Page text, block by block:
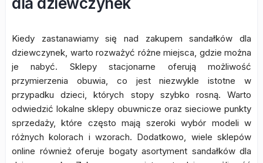
Kiedy zastanawiamy się nad zakupem sandałków dla
dziewczynek, warto rozważyć różne miejsca, gdzie można
je nabyć. Sklepy stacjonarne oferują możliwość
przymierzenia obuwia, co jest niezwykle istotne w
przypadku dzieci, których stopy szybko rosną. Warto
odwiedzić lokalne sklepy obuwnicze oraz sieciowe punkty
sprzedaży, które często mają szeroki wybór modeli w
różnych kolorach i wzorach. Dodatkowo, wiele sklepów
online również oferuje bogaty asortyment sandałków dla